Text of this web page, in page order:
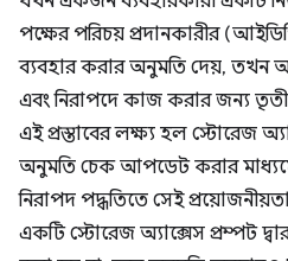
পক্ষের পরিচয় প্রদানকারীর
ব্যবহার করার অনুমতি দেয়, তখন
এবং নিরাপদে কাজ করার জন্য
এই প্রস্তাবের লক্ষ্য হল স্টোরেজ
অনুমতি চেক আপডেট করার
নিরাপদ পদ্ধতিতে সেই
একটি স্টোরেজ অ্যাক্সেস প্রম্পট